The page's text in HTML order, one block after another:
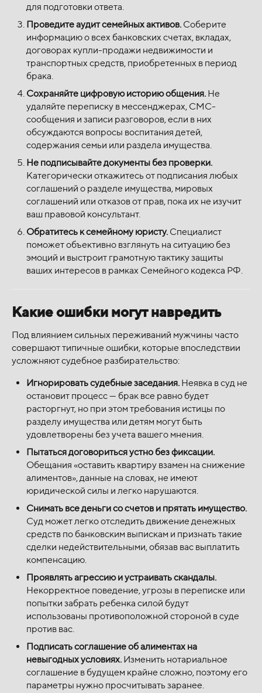
для подготовки ответа.
Проведите аудит семейных активов. Соберите
информацию о всех банковских счетах, вкладах,
договорах купли-продажи недвижимости и
транспортных средств, приобретенных в период
брака.
Сохраняйте цифровую историю общения. Не
удаляйте переписку в мессенджерах, СМС-
сообщения и записи разговоров, если в них
обсуждаются вопросы воспитания детей,
содержания семьи или раздела имущества.
Не подписывайте документы без проверки.
Категорически откажитесь от подписания любых
соглашений о разделе имущества, мировых
соглашений или отказов от прав, пока их не изучит
ваш правовой консультант.
Обратитесь к семейному юристу. Специалист
поможет объективно взглянуть на ситуацию без
эмоций и выстроит грамотную тактику защиты
ваших интересов в рамках Семейного кодекса РФ.
Какие ошибки могут навредить
Под влиянием сильных переживаний мужчины часто
совершают типичные ошибки, которые впоследствии
усложняют судебное разбирательство:
Игнорировать судебные заседания. Неявка в суд не
остановит процесс — брак все равно будет
расторгнут, но при этом требования истицы по
разделу имущества или детям могут быть
удовлетворены без учета вашего мнения.
Пытаться договориться устно без фиксации.
Обещания «оставить квартиру взамен на снижение
алиментов», данные на словах, не имеют
юридической силы и легко нарушаются.
Снимать все деньги со счетов и прятать имущество.
Суд может легко отследить движение денежных
средств по банковским выпискам и признать такие
сделки недействительными, обязав вас выплатить
компенсацию.
Проявлять агрессию и устраивать скандалы.
Некорректное поведение, угрозы в переписке или
попытки забрать ребенка силой будут
использованы противоположной стороной в суде
против вас.
Подписать соглашение об алиментах на
невыгодных условиях. Изменить нотариальное
соглашение в будущем крайне сложно, поэтому его
параметры нужно просчитывать заранее.